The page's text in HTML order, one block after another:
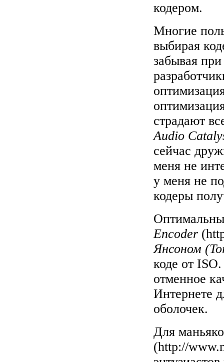
кодером.
Многие
выбирая
забывая
страдают
Audio
сейчас
меня не
у меня не
кодеры
Encoder (
Янсоном
коде от
отменное
Интернете
оболочек.
Для
(http://